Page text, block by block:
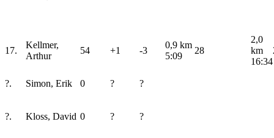
17.
Kellmer,
Arthur
54 +1 -3
0,9 km
5:09
28
2,0
km
16:34
?. Simon, Erik 0 ? ?
?. Kloss, David 0 ? ?